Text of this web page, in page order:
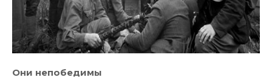
Они непобедимы